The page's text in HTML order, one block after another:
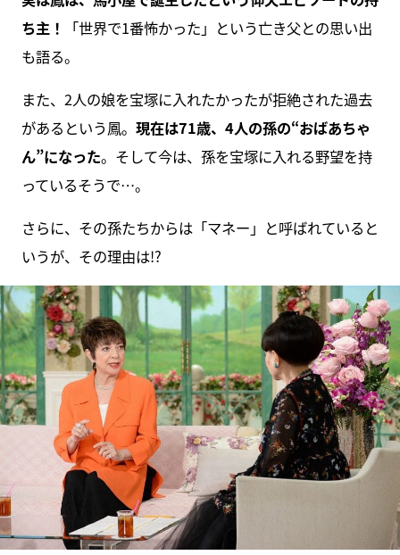
ち主！
「世界で1番怖かった」という亡き父との思い出
も語る。
また、2人の娘を宝塚に入れたかったが拒絶された過去
があるという鳳。 現在は71歳、4人の孫の“おばあちゃ
ん”になった。そして今は、孫を宝塚に入れる野望を持
っているそうで…。
さらに、その孫たちからは「マネー」と呼ばれていると
いうが、その理由は!?